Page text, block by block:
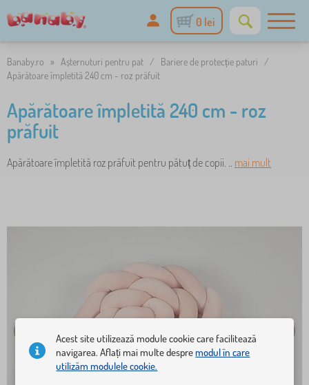
0 lei
Banaby.ro » Așternuturi pentru pat / Bariere de protecție paturi
/
Apărătoare împletită 240 cm - roz prăfuit
Apărătoare împletită 240 cm - roz
prăfuit
Apărătoare împletită roz prăfuit pentru pătuț de copii. .. mai mult
Acest site utilizează module cookie care facilitează
navigarea. Aflați mai multe despremodul în care
utilizăm modulele cookie.